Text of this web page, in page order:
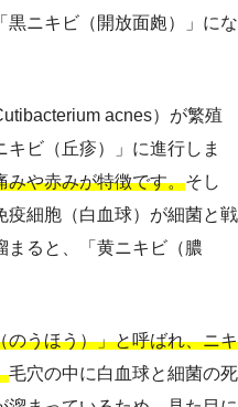
黒ニキビ（開放面皰）」にな
acnes）が繁殖
ビ（丘疹）」に進行しま
みや赤みが特徴です。そし
疫細胞（白血球）が細菌と戦
まると、「黄ニキビ（膿
のうほう）」と呼ばれ、ニキ
毛穴の中に白血球と細菌の死